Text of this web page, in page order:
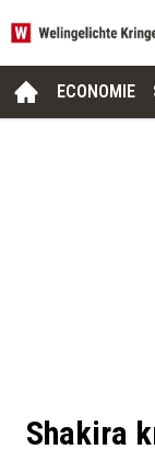
ECONOMIE
Shakira